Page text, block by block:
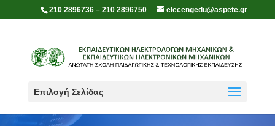
210 2896736 – 210 2896750 elecengedu@aspete.gr
Επιλογή Σελίδας